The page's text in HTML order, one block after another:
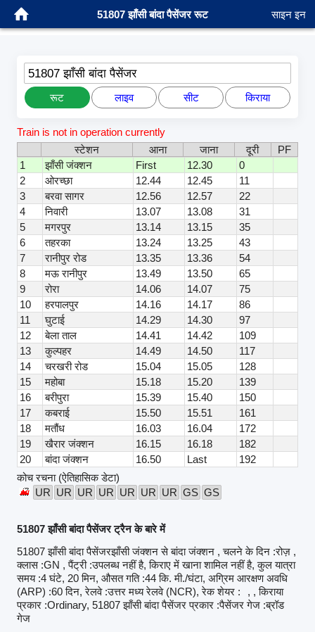
51807 झाँसी बांदा पैसेंजर रूट साइन इन
51807 झाँसी बांदा पैसेंजर
रूट लाइव सीट किराया
Train is not in operation currently
स्टेशन
आना जाना दूरी
PF
1
झाँसी जंक्शन First 12.30
0
2
ओरच्छा 12.44 12.45
11
3
बरवा सागर 12.56 12.57
22
4
निवारी 13.07 13.08
31
5
मगरपुर 13.14 13.15
35
6
तहरका 13.24 13.25
43
7
रानीपुर रोड 13.35 13.36
54
8
मऊ रानीपुर 13.49 13.50
65
9
रोरा 14.06 14.07
75
10
हरपालपुर 14.16 14.17
86
11
घुटाई 14.29 14.30
97
12
बेला ताल 14.41 14.42
109
13
कुल्पहर 14.49 14.50
117
14
चरखरी रोड 15.04 15.05
128
15
महोबा 15.18 15.20
139
16
बरीपुरा 15.39 15.40
150
17
कबराई 15.50 15.51
161
18
मतौंध 16.03 16.04
172
19
खैरार जंक्शन 16.15 16.18
182
20
बांदा जंक्शन 16.50 Last
192
कोच रचना (ऐतिहासिक डेटा)
UR UR UR UR UR UR UR GS GS
51807 झाँसी बांदा पैसेंजर ट्रैन के बारे में
51807 झाँसी बांदा पैसेंजरझाँसी जंक्शन से बांदा जंक्शन , चलने के दिन :रोज़ ,
क्लास :GN , पैंट्री :उपलब्ध नहीं है, किराए में खाना शामिल नहीं है, कुल यात्रा
समय :4 घंटे, 20 मिन, औसत गति :44 कि. मी./घंटा, अग्रिम आरक्षण अवधि
(ARP) :60 दिन, रेलवे :उत्तर मध्य रेलवे (NCR), रेक शेयर :
, , किराया
प्रकार :Ordinary, 51807 झाँसी बांदा पैसेंजर प्रकार :पैसेंजर गेज :ब्रॉड
गेज